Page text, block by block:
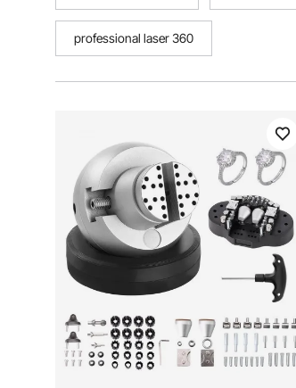
professional laser 360